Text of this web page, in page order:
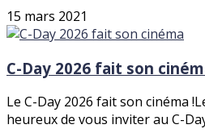
15 mars 2021
C-Day 2026 fait son
Le C-Day 2026 fait son cinéma
heureux de vous inviter au C-